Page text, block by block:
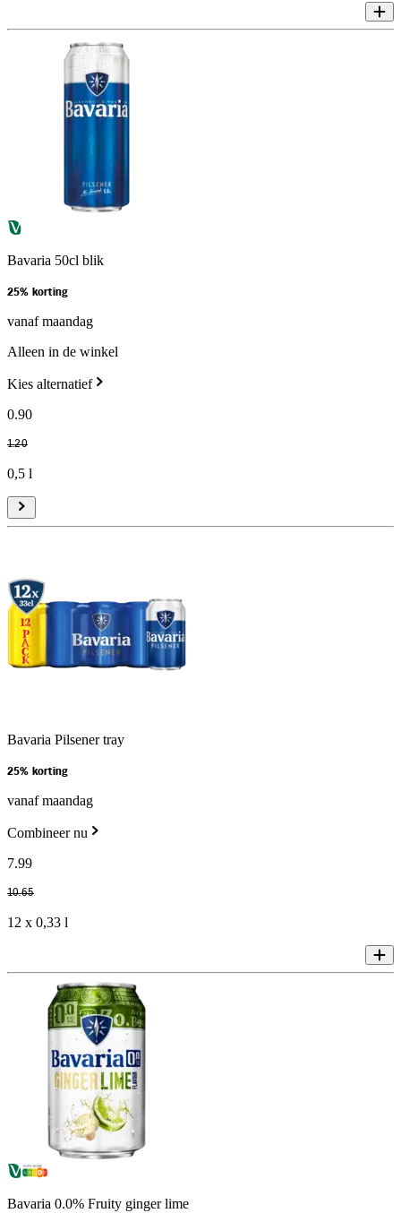
Bavaria 50cl blik
25% korting
vanaf maandag
Alleen in de winkel
Kies alternatief
0.90
1.20
0,5 l
Bavaria Pilsener tray
25% korting
vanaf maandag
Combineer nu
7.99
10.65
12 x 0,33 l
Bavaria 0.0% Fruity ginger lime